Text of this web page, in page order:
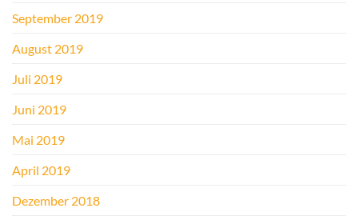
September 2019
August 2019
Juli 2019
Juni 2019
Mai 2019
April 2019
Dezember 2018